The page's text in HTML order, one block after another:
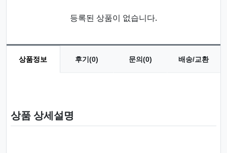
등록된 상품이 없습니다.
상품정보 후기(0) 문의(0) 배송/교환
상품 상세설명